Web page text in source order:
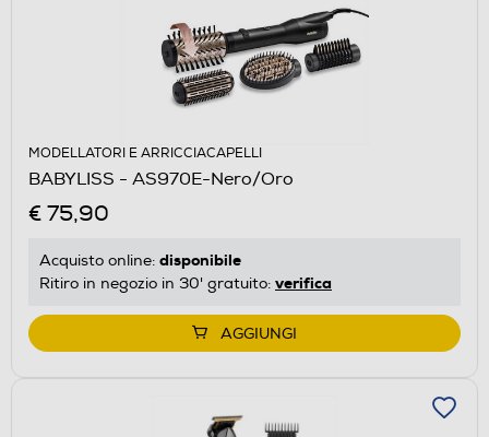
MODELLATORI E ARRICCIACAPELLI
BABYLISS - AS970E-Nero/Oro
€ 75,90
Acquisto online: disponibile
Ritiro in negozio in 30' gratuito: verifica
AGGIUNGI